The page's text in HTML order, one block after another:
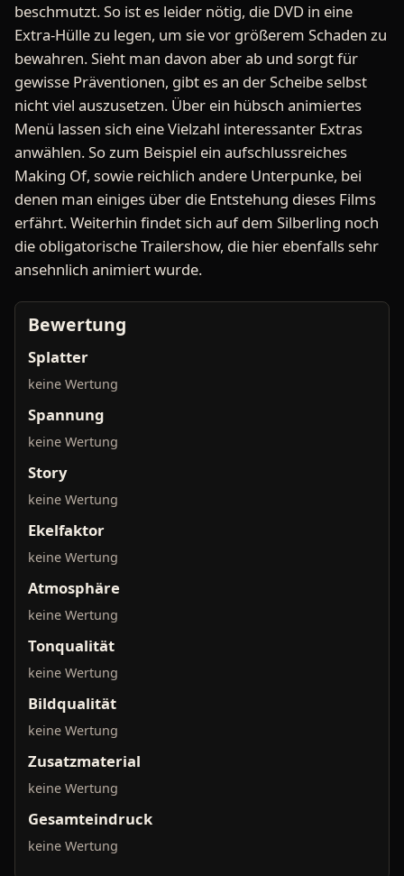
beschmutzt. So ist es leider nötig, die DVD in eine
Extra-Hülle zu legen, um sie vor größerem Schaden zu
bewahren. Sieht man davon aber ab und sorgt für
gewisse Präventionen, gibt es an der Scheibe selbst
nicht viel auszusetzen. Über ein hübsch animiertes
Menü lassen sich eine Vielzahl interessanter Extras
anwählen. So zum Beispiel ein aufschlussreiches
Making Of, sowie reichlich andere Unterpunke, bei
denen man einiges über die Entstehung dieses Films
erfährt. Weiterhin findet sich auf dem Silberling noch
die obligatorische Trailershow, die hier ebenfalls sehr
ansehnlich animiert wurde.
Bewertung
Splatter
keine Wertung
Spannung
keine Wertung
Story
keine Wertung
Ekelfaktor
keine Wertung
Atmosphäre
keine Wertung
Tonqualität
keine Wertung
Bildqualität
keine Wertung
Zusatzmaterial
keine Wertung
Gesamteindruck
keine Wertung